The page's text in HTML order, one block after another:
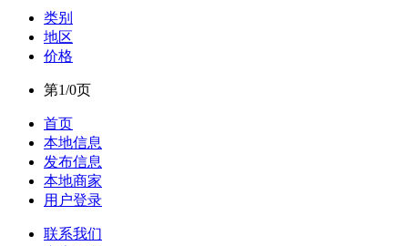
类别
地区
价格
第1/0页
首页
本地信息
发布信息
本地商家
用户登录
联系我们